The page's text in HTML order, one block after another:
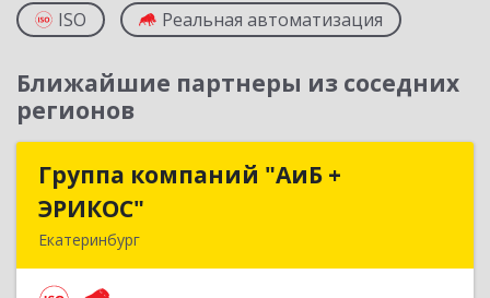
ISO Реальная автоматизация
Ближайшие партнеры из соседних
регионов
Группа компаний "АиБ +
ЭРИКОС"
Екатеринбург
Группа компаний "АиБ +